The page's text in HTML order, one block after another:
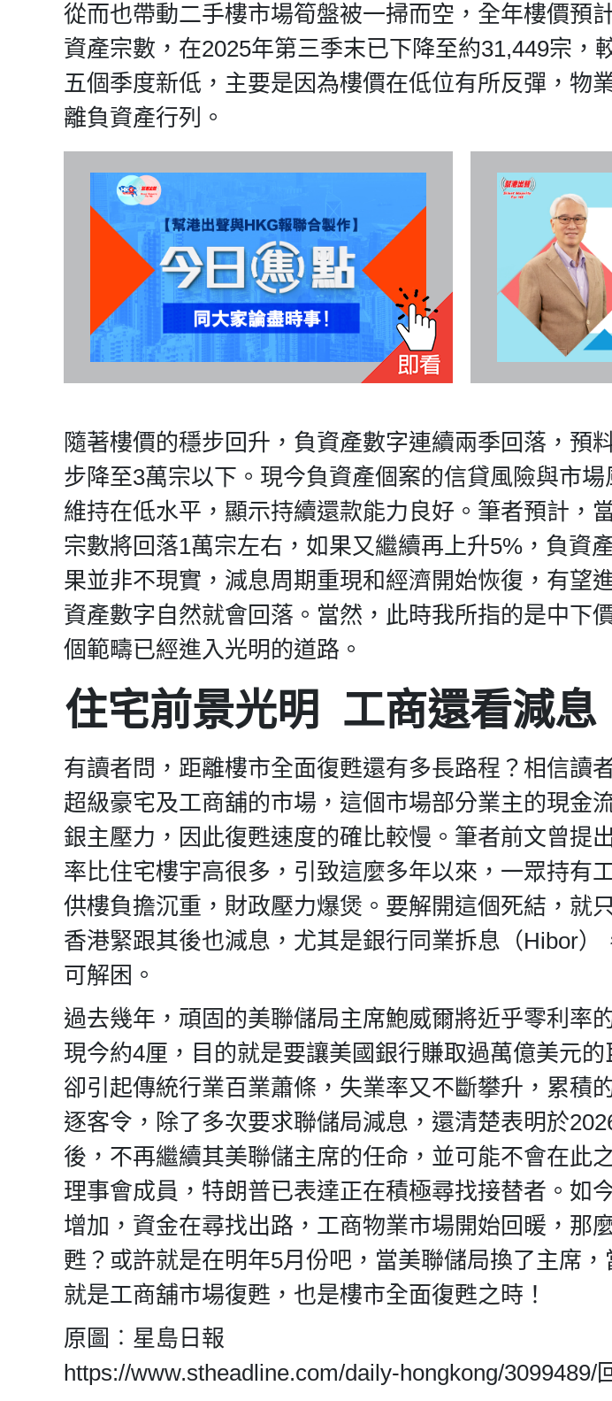
從而也帶動二手樓市場筍盤被一掃而空，全年樓價預
資產宗數，在2025年第三季末已下降至約31,449宗，
五個季度新低，主要是因為樓價在低位有所反彈，物
離負資產行列。
隨著樓價的穩步回升，負資產數字連續兩季回落，預
步降至3萬宗以下。現今負資產個案的信貸風險與市
維持在低水平，顯示持續還款能力良好。筆者預計，
宗數將回落1萬宗左右，如果又繼續再上升5%，負資
果並非不現實，減息周期重現和經濟開始恢復，有望
資產數字自然就會回落。當然，此時我所指的是中下
個範疇已經進入光明的道路。
住宅前景光明 工商還看減息
有讀者問，距離樓市全面復甦還有多長路程？相信讀
超級豪宅及工商舖的市場，這個市場部分業主的現金
銀主壓力，因此復甦速度的確比較慢。筆者前文曾提
率比住宅樓宇高很多，引致這麼多年以來，一眾持有
供樓負擔沉重，財政壓力爆煲。要解開這個死結，就
香港緊跟其後也減息，尤其是銀行同業拆息（Hibor）
可解困。
過去幾年，頑固的美聯儲局主席鮑威爾將近乎零利率
現今約4厘，目的就是要讓美國銀行賺取過萬億美元
卻引起傳統行業百業蕭條，失業率又不斷攀升，累積
逐客令，除了多次要求聯儲局減息，還清楚表明於
後，不再繼續其美聯儲主席的任命，並可能不會在此
理事會成員，特朗普已表達正在積極尋找接替者。如
增加，資金在尋找出路，工商物業市場開始回暖，那
甦？或許就是在明年5月份吧，當美聯儲局換了主席，
就是工商舖市場復甦，也是樓市全面復甦之時！
原圖︰星島日報
https://www.stheadline.com/daily-hongkong/3099489/